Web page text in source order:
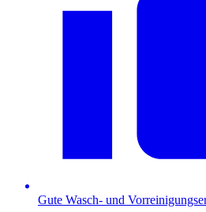
Gute Wasch- und